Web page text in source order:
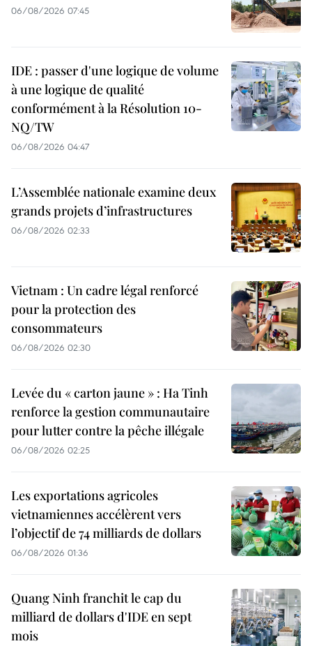
06/08/2026 07:45
IDE : passer d'une logique de volume
à une logique de qualité
conformément à la Résolution 10-
NQ/TW
06/08/2026 04:47
L’Assemblée nationale examine deux
grands projets d’infrastructures
06/08/2026 02:33
Vietnam : Un cadre légal renforcé
pour la protection des
consommateurs
06/08/2026 02:30
Levée du « carton jaune » : Ha Tinh
renforce la gestion communautaire
pour lutter contre la pêche illégale
06/08/2026 02:25
Les exportations agricoles
vietnamiennes accélèrent vers
l’objectif de 74 milliards de dollars
06/08/2026 01:36
Quang Ninh franchit le cap du
milliard de dollars d'IDE en sept
mois